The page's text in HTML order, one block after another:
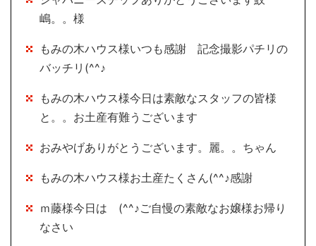
嶋。。様
もみの木ハウス様いつも感謝 記念撮影パチリの
バッチリ(^^♪
もみの木ハウス様今日は素敵なスタッフの皆様
と。。お土産有難うございます
おみやげありがとうございます。麗。。ちゃん
もみの木ハウス様お土産たくさん(^^♪感謝
ｍ藤様今日は (^^♪ご自慢の素敵なお嬢様お帰り
なさい